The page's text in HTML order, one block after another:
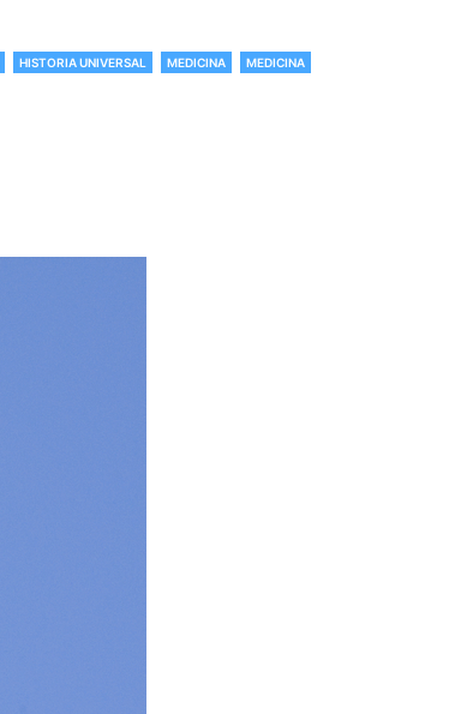
HISTORIA UNIVERSAL MEDICINA MEDICINA